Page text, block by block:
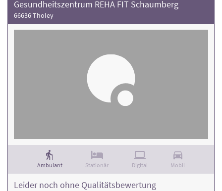
Gesundheitszentrum REHA FIT Schaumberg
66636 Tholey
Ambulant Stationär Digital Mobil
Leider noch ohne Qualitätsbewertung